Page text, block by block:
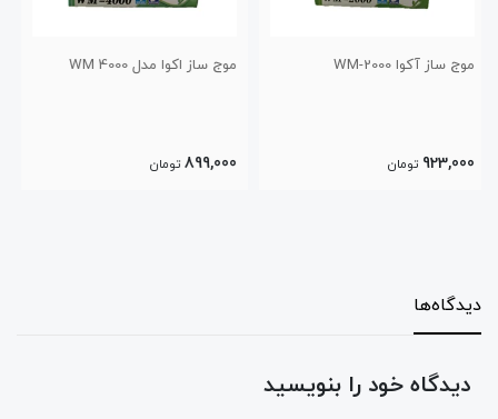
موج ساز اکوا مدل WM 4000
899,000
موج ساز اکوامدل WM 6000
1,499,000
دیدگاه‌ها
دیدگاه خود را بنویسید